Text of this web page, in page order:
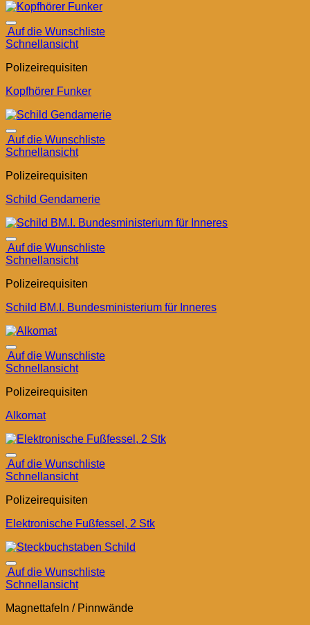
Auf die Wunschliste
Schnellansicht
Polizeirequisiten
Kopfhörer Funker
Auf die Wunschliste
Schnellansicht
Polizeirequisiten
Schild Gendamerie
Auf die Wunschliste
Schnellansicht
Polizeirequisiten
Schild BM.I. Bundesministerium für Inneres
Auf die Wunschliste
Schnellansicht
Polizeirequisiten
Alkomat
Auf die Wunschliste
Schnellansicht
Polizeirequisiten
Elektronische Fußfessel, 2 Stk
Auf die Wunschliste
Schnellansicht
Magnettafeln / Pinnwände